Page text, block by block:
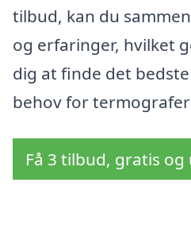
tilbud, kan du
og erfaringer, hvilket
dig at finde det
behov for
Få 3 tilbud, gratis